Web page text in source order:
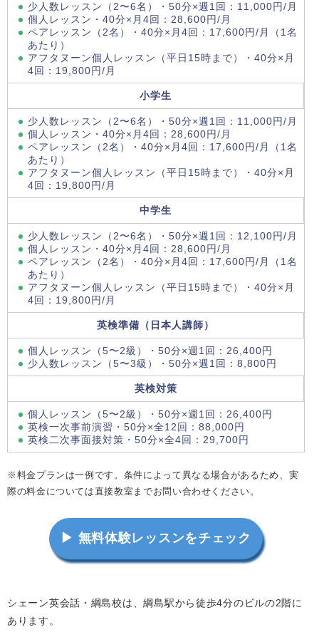
少人数レッスン（2〜6名）・50分×週1回：11,000円/月
個人レッスン・40分×月4回：28,600円/月
ペアレッスン（2名）・40分×月4回：17,600円/月（1名
あたり）
アフタヌーン個人レッスン（平日15時まで）・40分×月
4回：19,800円/月
小学生
少人数レッスン（2〜6名）・50分×週1回：11,000円/月
個人レッスン・40分×月4回：28,600円/月
ペアレッスン（2名）・40分×月4回：17,600円/月（1名
あたり）
アフタヌーン個人レッスン（平日15時まで）・40分×月
4回：19,800円/月
中学生
少人数レッスン（2〜6名）・50分×週1回：12,100円/月
個人レッスン・40分×月4回：28,600円/月
ペアレッスン（2名）・40分×月4回：17,600円/月（1名
あたり）
アフタヌーン個人レッスン（平日15時まで）・40分×月
4回：19,800円/月
英検準備（日本人講師）
個人レッスン（5〜2級）・50分×週1回：26,400円
少人数レッスン（5〜3級）・50分×週1回：8,800円
英検対策
個人レッスン（5〜2級）・50分×週1回：26,400円
英検一次事前演習・50分×全12回：88,000円
英検二次事面接対策・50分×全4回：29,700円
※料金プランは一例です。条件によって異なる場合があるため、実
際の料金については直接教室までお問い合わせください。
▶ 無料体験レッスンをチェック
シェーン英会話・綱島校は、綱島駅から徒歩4分のビルの2階に
あります。